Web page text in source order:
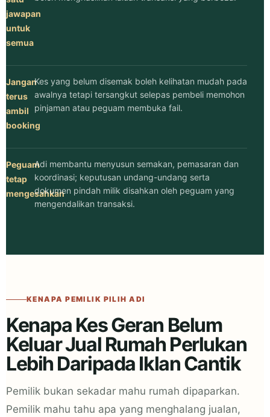
jawapan
untuk
semua
Jangan
terus
ambil
booking
Kes yang belum disemak boleh kelihatan mudah pada
awalnya tetapi tersangkut selepas pembeli memohon
pinjaman atau peguam membuka fail.
Peguam
tetap
mengesahkan
Adi membantu menyusun semakan, pemasaran dan
koordinasi; keputusan undang-undang serta
dokumen pindah milik disahkan oleh peguam yang
mengendalikan transaksi.
KENAPA PEMILIK PILIH ADI
Kenapa Kes Geran Belum
Keluar Jual Rumah Perlukan
Lebih Daripada Iklan Cantik
Pemilik bukan sekadar mahu rumah dipaparkan.
Pemilik mahu tahu apa yang menghalang jualan,